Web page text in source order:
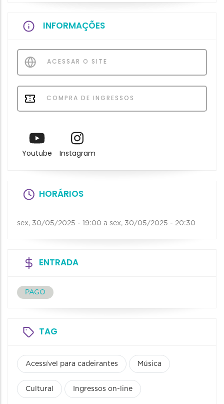
INFORMAÇÕES
ACESSAR O SITE
COMPRA DE INGRESSOS
Youtube Instagram
HORÁRIOS
sex, 30/05/2025 - 19:00 a sex, 30/05/2025 - 20:30
ENTRADA
PAGO
TAG
Acessível para cadeirantes Música
Cultural Ingressos on-line